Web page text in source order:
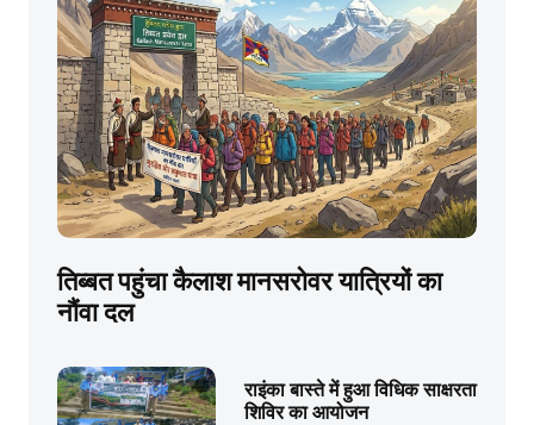
तिब्बत पहुंचा कैलाश मानसरोवर यात्रियों का
नौंवा दल
राइंका बास्ते में हुआ विधिक साक्षरता
शिविर का आयोजन